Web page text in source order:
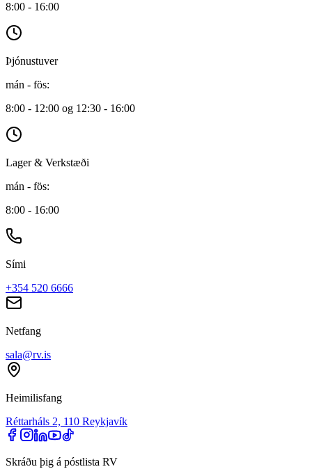
8:00 - 16:00
Þjónustuver
mán - fös:
8:00 - 12:00 og 12:30 - 16:00
Lager & Verkstæði
mán - fös:
8:00 - 16:00
Sími
+354 520 6666
Netfang
sala@rv.is
Heimilisfang
Réttarháls 2, 110 Reykjavík
Skráðu þig á póstlista RV